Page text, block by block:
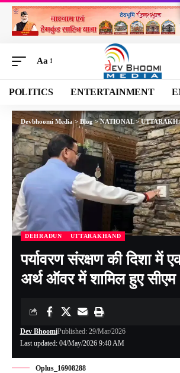
Aa
POLITICS ENTERTAINMENT
Devbhoomi Media>Blog>NATIONAL>
DEHRADUN UTTARAKHAND
पर्यावरण संरक्षण की दिशा में
अर्थ ऑवर में शामिल हुए सीएम
Last updated: 04/May/2026 9:40 AM
Dev BhoomiPublished: 29/Mar/2026
Oplus_16908288